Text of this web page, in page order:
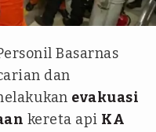
Safira
Basarnas
dan
evakuasi
kereta api KA